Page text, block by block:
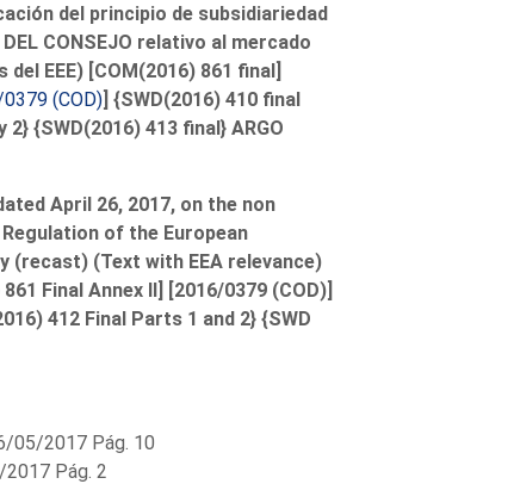
del principio de subsidiariedad
DEL CONSEJO relativo al mercado
EEE) [COM(2016) 861 final]
(COD)] {SWD(2016) 410 final
{SWD(2016) 413 final} ARGO
April 26, 2017, on the non
of the European
(Text with EEA relevance)
Final Annex II] [2016/0379 (COD)]
412 Final Parts 1 and 2} {SWD
05/2017 Pág. 10
Pág. 2